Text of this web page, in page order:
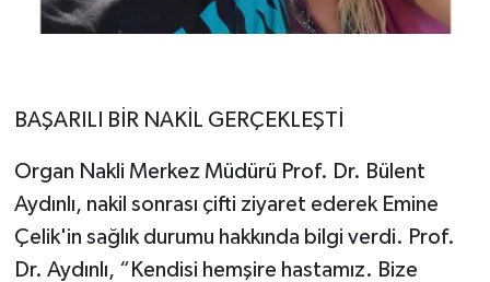
BAŞARILI BİR NAKİL GERÇEKLEŞTİ
Organ Nakli Merkez Müdürü Prof. Dr. Bülent
Aydınlı, nakil sonrası çifti ziyaret ederek Emine
Çelik'in sağlık durumu hakkında bilgi verdi. Prof.
Dr. Aydınlı, “Kendisi hemşire hastamız. Bize